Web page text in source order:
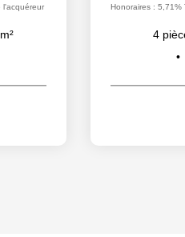
l'acquéreur
m²
Honoraires : 5,71%
4